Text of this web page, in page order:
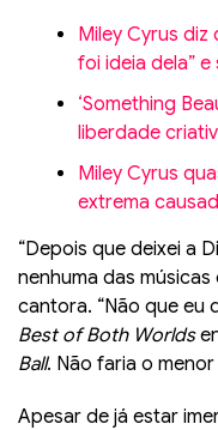
Miley Cyrus diz
foi ideia dela”
‘Something
liberdade
Miley Cyrus
extrema
“Depois que deixei a
nenhuma das músicas
cantora. “Não que eu
Best of Both Worlds
Ball. Não faria o menor
Apesar de já estar